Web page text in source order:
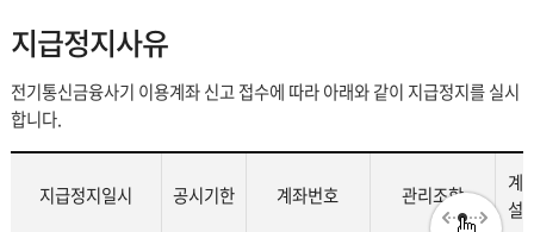
지급정지사유
전기통신금융사기 이용계좌 신고 접수에 따라 아래와 같이 지급정지를 실시
합니다.
지급정지일시 공시기한 계좌번호 관리조합
계
설